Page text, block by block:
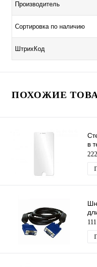
Производитель
Сортировка по наличию
ШтрихКод
ПОХОЖИЕ
в